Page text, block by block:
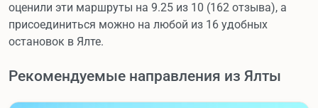
оценили эти маршруты на 9.25 из 10 (162 отзыва), а
присоединиться можно на любой из 16 удобных
остановок в Ялте.
Рекомендуемые направления из Ялты